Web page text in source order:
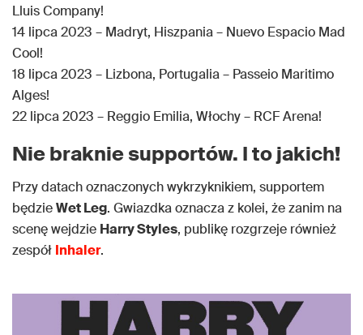
Lluis Company!
14 lipca 2023 – Madryt, Hiszpania – Nuevo Espacio Mad
Cool!
18 lipca 2023 – Lizbona, Portugalia – Passeio Maritimo
Alges!
22 lipca 2023 – Reggio Emilia, Włochy – RCF Arena!
Nie braknie supportów. I to jakich!
Przy datach oznaczonych wykrzyknikiem, supportem
będzieWet Leg. Gwiazdka oznacza z kolei, że zanim na
scenę wejdzie Harry Styles, publikę rozgrzeje również
zespół Inhaler.